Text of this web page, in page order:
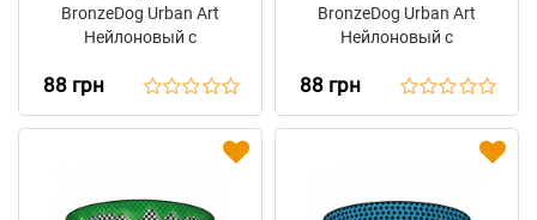
BronzeDog Urban Art
Нейлоновый с
Печворк
88 грн
BronzeDog Urban Art
Нейлоновый с
Пиксель
88 грн